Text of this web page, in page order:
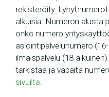
rekisteröity.
alkuisia. Numeron alusta
onko numero
asiointipalvelunumero
ilmaispalvelu (18-
tarkistaa ja vapaita
sivuilta.